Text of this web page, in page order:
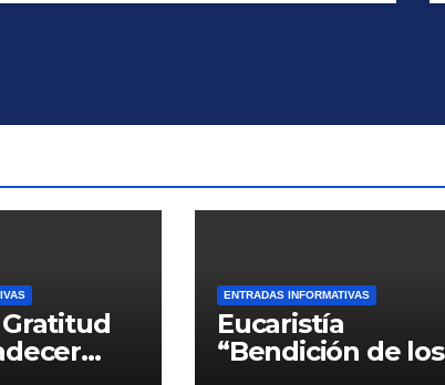
ENTRADAS INFORMATIVAS
Eucaristía
“Bendición de los